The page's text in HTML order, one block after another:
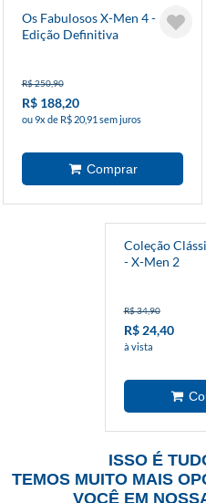
Os Fabulosos X-Men 4 -
Edição Definitiva
R$ 250,90
R$ 188,20
ou 9x de R$ 20,91 sem juros
Coleção
- X-Men 2
R$ 34,90
R$ 24,40
à vista
ISSO É
TEMOS MUITO MAIS
VOCÊ EM